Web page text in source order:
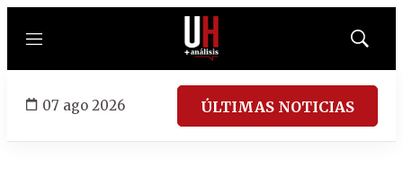
Menú
Mostrar
07 ago 2026 ÚLTIMAS NOTICIAS